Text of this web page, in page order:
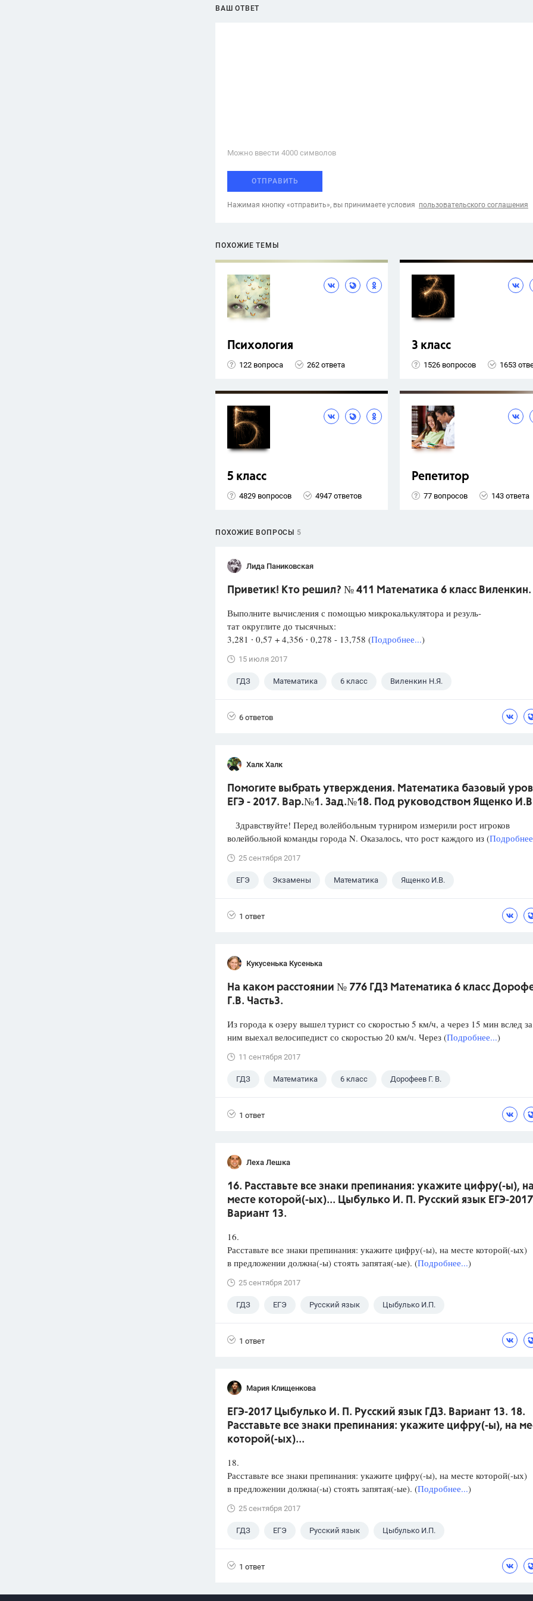
ВАШ ОТВЕТ
Можно ввести 4000 cимволов
ОТПРАВИТЬ
Нажимая кнопку «отправить», вы принимаете условия пользовательского соглашения
ПОХОЖИЕ ТЕМЫ
Психология
122 вопроса 262 ответа
3 класс
1526 вопросов 1653
5 класс
4829 вопросов 4947 ответов
Репетитор
77 вопросов 143 ответа
ПОХОЖИЕ ВОПРОСЫ 5
Лида Паниковская
Приветик! Кто решил? № 411 Математика 6 класс Виленкин.
Выполните вычисления с помощью микрокалькулятора и резуль-
тат округлите до тысячных:
3,281 ∙ 0,57 + 4,356 ∙ 0,278 - 13,758 (Подробнее...)
15 июля 2017
ГДЗ Математика 6 класс Виленкин Н.Я.
6 ответов
Халк Халк
Помогите выбрать утверждения. Математика базовый
ЕГЭ - 2017. Вар.№1. Зад.№18. Под руководством Ященко
Здравствуйте! Перед волейбольным турниром измерили рост игроков
волейбольной команды города N. Оказалось, что рост каждого из (
25 сентября 2017
ЕГЭ Экзамены Математика Ященко И.В.
1 ответ
Кукусенька Кусенька
На каком расстоянии № 776 ГДЗ Математика 6 класс
Г.В. Часть3.
Из города к озеру вышел турист со скоростью 5 км/ч, а через 15 мин вслед за
ним выехал велосипедист со скоростью 20 км/ч. Через (Подробнее...)
11 сентября 2017
ГДЗ Математика 6 класс Дорофеев Г. В.
1 ответ
Леха Лешка
16. Расставьте все знаки препинания: укажите цифру(-ы),
месте которой(-ых)... Цыбулько И. П. Русский язык ЕГЭ-
Вариант 13.
16.
Расставьте все знаки препинания: укажите цифру(-ы), на месте которой(-ых)
в предложении должна(-ы) стоять запятая(-ые). (Подробнее...)
25 сентября 2017
ГДЗ ЕГЭ Русский язык Цыбулько И.П.
1 ответ
Мария Клищенкова
ЕГЭ-2017 Цыбулько И. П. Русский язык ГДЗ. Вариант 13. 18.
Расставьте все знаки препинания: укажите цифру(-ы), на
которой(-ых)...
18.
Расставьте все знаки препинания: укажите цифру(-ы), на месте которой(-ых)
в предложении должна(-ы) стоять запятая(-ые). (Подробнее...)
25 сентября 2017
ГДЗ ЕГЭ Русский язык Цыбулько И.П.
1 ответ